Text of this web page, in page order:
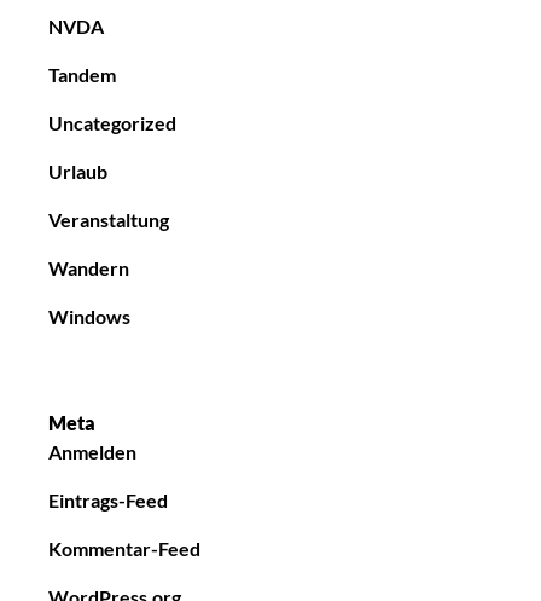
NVDA
Tandem
Uncategorized
Urlaub
Veranstaltung
Wandern
Windows
Meta
Anmelden
Eintrags-Feed
Kommentar-Feed
WordPress.org